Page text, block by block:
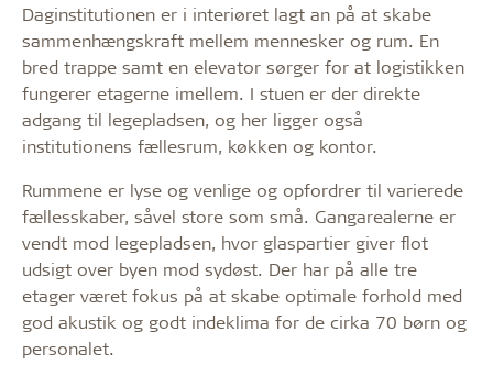
Daginstitutionen er i interiøret lagt an på at skabe
sammenhængskraft mellem mennesker og rum. En
bred trappe samt en elevator sørger for at logistikken
fungerer etagerne imellem. I stuen er der direkte
adgang til legepladsen, og her ligger også
institutionens fællesrum, køkken og kontor.
Rummene er lyse og venlige og opfordrer til varierede
fællesskaber, såvel store som små. Gangarealerne er
vendt mod legepladsen, hvor glaspartier giver flot
udsigt over byen mod sydøst. Der har på alle tre
etager været fokus på at skabe optimale forhold med
god akustik og godt indeklima for de cirka 70 børn og
personalet.